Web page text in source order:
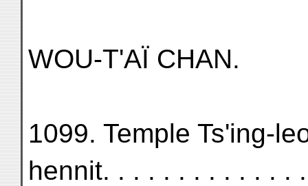
WOU-T'AÏ CHAN.
1099. Temple Ts'ing-
hennit. . . . . . . . . . . . .